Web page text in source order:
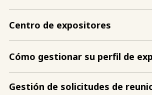
Centro de expositores
Cómo gestionar su perfil de
Gestión de solicitudes de